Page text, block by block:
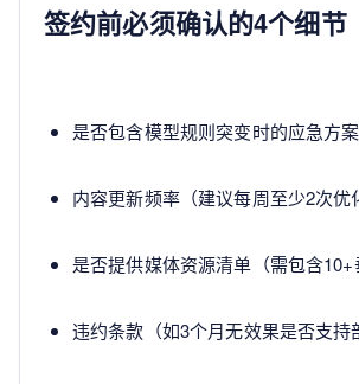
签约前必须确认的4个细节
是否包含模型规则突变时的应急方案
内容更新频率（建议每周至少2次优
是否提供媒体资源清单（需包含10+
违约条款（如3个月无效果是否支持